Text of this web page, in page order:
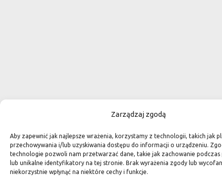
Zarządzaj zgodą
Aby zapewnić jak najlepsze wrażenia, korzystamy z technologii, takich jak
przechowywania i/lub uzyskiwania dostępu do informacji o urządzeniu.
technologie pozwoli nam przetwarzać dane, takie jak zachowanie podczas
lub unikalne identyfikatory na tej stronie. Brak wyrażenia zgody lub
niekorzystnie wpłynąć na niektóre cechy i funkcje.